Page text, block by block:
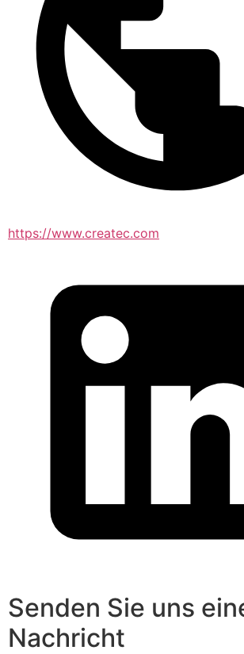
https://www.createc.com
Senden Sie uns
Nachricht